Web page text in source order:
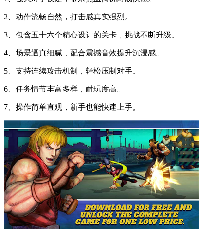
2、动作流畅自然，打击感真实强烈。
3、包含五十六个精心设计的关卡，挑战不断升级。
4、场景逼真细腻，配合震撼音效提升沉浸感。
5、支持连续攻击机制，轻松压制对手。
6、任务情节丰富多样，耐玩度高。
7、操作简单直观，新手也能快速上手。